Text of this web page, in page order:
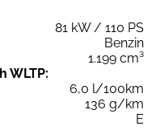
81 kW / 110 PS
Benzin
1.199 cm³
WLTP:
6,0 l/100km
136 g/km
E